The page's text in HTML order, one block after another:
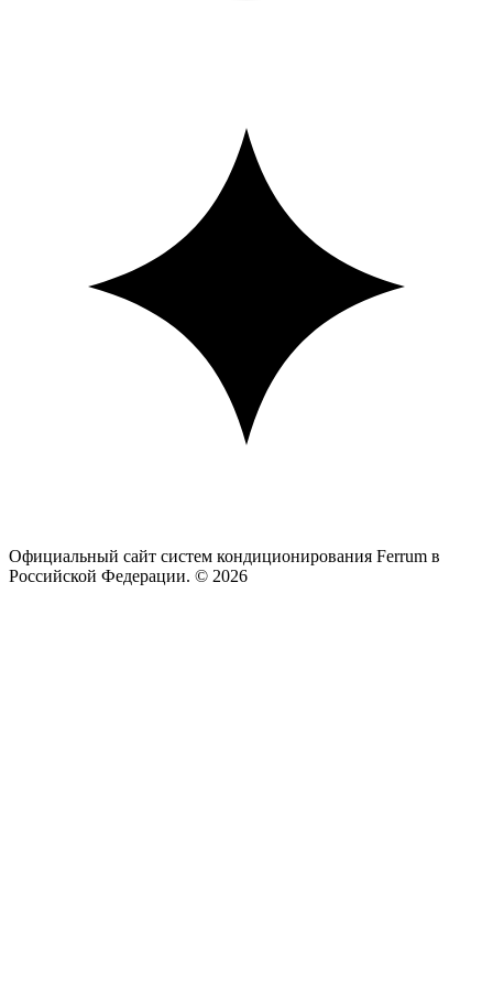
Официальный сайт систем кондиционирования Ferrum в
Российской Федерации. © 2026